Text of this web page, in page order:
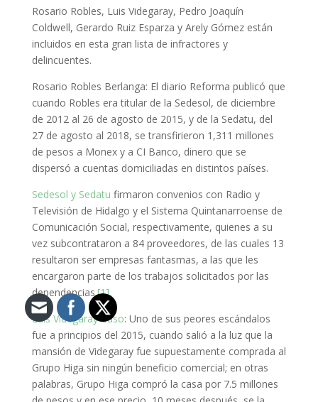
Rosario Robles, Luis Videgaray, Pedro Joaquín
Coldwell, Gerardo Ruiz Esparza y Arely Gómez están
incluidos en esta gran lista de infractores y
delincuentes.
Rosario Robles Berlanga: El diario Reforma publicó que
cuando Robles era titular de la Sedesol, de diciembre
de 2012 al 26 de agosto de 2015, y de la Sedatu, del
27 de agosto al 2018, se transfirieron 1,311 millones
de pesos a Monex y a CI Banco, dinero que se
dispersó a cuentas domiciliadas en distintos países.
Sedesol y Sedatu firmaron convenios con Radio y
Televisión de Hidalgo y el Sistema Quintanarroense de
Comunicación Social, respectivamente, quienes a su
vez subcontrataron a 84 proveedores, de las cuales 13
resultaron ser empresas fantasmas, a las que les
encargaron parte de los trabajos solicitados por las
dependencias.[1]
Luis Videgaray Caso: Uno de sus peores escándalos
fue a principios del 2015, cuando salió a la luz que la
mansión de Videgaray fue supuestamente comprada al
Grupo Higa sin ningún beneficio comercial; en otras
palabras, Grupo Higa compró la casa por 7.5 millones